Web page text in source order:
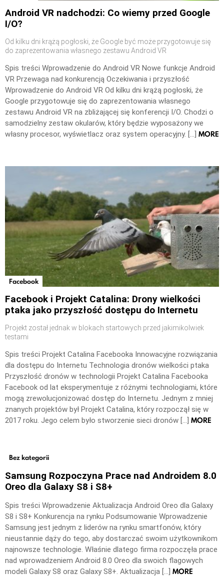
Android VR nadchodzi: Co wiemy przed Google
I/O?
Od kilku dni krążą pogłoski, że Google być może przygotowuje się
do zaprezentowania własnego zestawu Android VR
Spis treści Wprowadzenie do Android VR Nowe funkcje Android
VR Przewaga nad konkurencją Oczekiwania i przyszłość
Wprowadzenie do Android VR Od kilku dni krążą pogłoski, że
Google przygotowuje się do zaprezentowania własnego
zestawu Android VR na zbliżającej się konferencji I/O. Chodzi o
samodzielny zestaw okularów, który będzie wyposażony we
własny procesor, wyświetlacz oraz system operacyjny. […] MORE
Facebook
Facebook i Projekt Catalina: Drony wielkości
ptaka jako przyszłość dostępu do Internetu
Projekt został jednak w blokach startowych przed jakimikolwiek
testami
Spis treści Projekt Catalina Facebooka Innowacyjne rozwiązania
dla dostępu do Internetu Technologia dronów wielkości ptaka
Przyszłość dronów w technologii Projekt Catalina Facebooka
Facebook od lat eksperymentuje z różnymi technologiami, które
mogą zrewolucjonizować dostęp do Internetu. Jednym z mniej
znanych projektów był Projekt Catalina, który rozpoczął się w
2017 roku. Jego celem było stworzenie sieci dronów […] MORE
Bez kategorii
Samsung Rozpoczyna Prace nad Androidem 8.0
Oreo dla Galaxy S8 i S8+
Spis treści Wprowadzenie Aktualizacja Android Oreo dla Galaxy
S8 i S8+ Konkurencja na rynku Podsumowanie Wprowadzenie
Samsung jest jednym z liderów na rynku smartfonów, który
nieustannie dąży do tego, aby dostarczać swoim użytkownikom
najnowsze technologie. Właśnie dlatego firma rozpoczęła prace
nad wprowadzeniem Android 8.0 Oreo dla swoich flagowych
modeli Galaxy S8 oraz Galaxy S8+. Aktualizacja […] MORE